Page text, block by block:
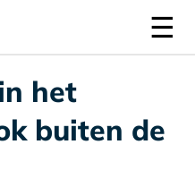
☰
het
buiten de